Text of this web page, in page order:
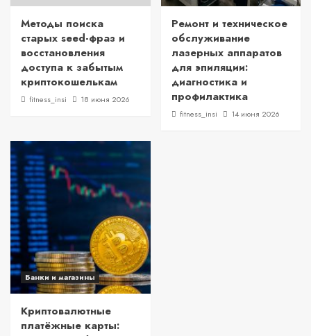
Методы поиска
старых seed-фраз и
восстановления
доступа к забытым
криптокошелькам
fitness_insi 18 июня 2026
Ремонт и техническое
обслуживание
лазерных аппаратов
для эпиляции:
диагностика и
профилактика
fitness_insi 14 июня 2026
Банки и магазины
Криптовалютные
платёжные карты: